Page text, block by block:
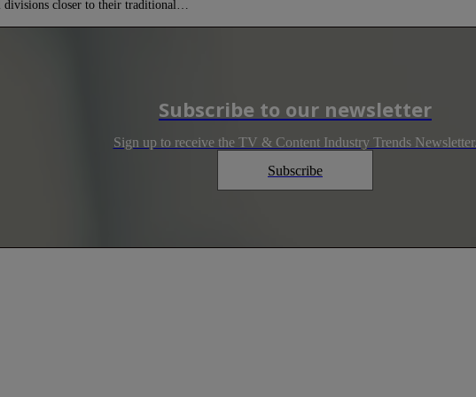
closer to their traditional…
Subscribe to our newsletter
Sign up to receive the TV & Content Industry Trends
Subscribe